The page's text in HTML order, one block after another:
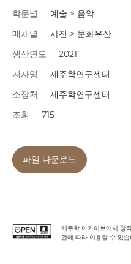
학문별
예술 > 음악
매체별
사진 > 문화유산
생산연도
2021
저자명
제주학연구센터
소장처
제주학연구센터
조회
715
파일 다운로드
제주학 아카이브에서 창
건에 따라 이용할 수 있습